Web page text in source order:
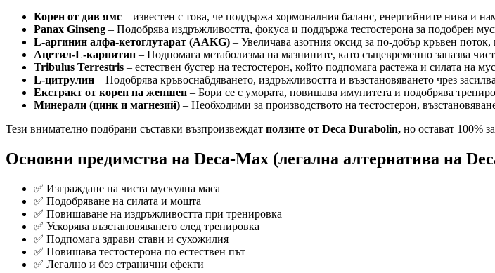
Корен от див ямс – известен с това, че поддържа хормоналния баланс, енергийните нива и
Panax Ginseng – Подобрява издръжливостта, фокуса и поддържа тестостерона за подобрен
L-аргинин алфа-кетоглутарат (AAKG) – Увеличава азотния оксид за по-добър кръвен
Ацетил-L-карнитин – Подпомага метаболизма на мазнините, като същевременно запазва
Tribulus Terrestris – естествен бустер на тестостерон, който подпомага растежа и силата на
L-цитрулин – Подобрява кръвоснабдяването, издръжливостта и възстановяването чрез
Екстракт от корен на женшен – Бори се с умората, повишава имунитета и подобрява
Минерали (цинк и магнезий) – Необходими за производството на тестостерон,
Тези внимателно подбрани съставки възпроизвеждат ползите от Deca Durabolin, но остават 100%
Основни предимства на Deca-Max (легална алтернатива на
✅ Изграждане на чиста мускулна маса
✅ Подобряване на силата и мощта
✅ Повишаване на издръжливостта при тренировка
✅ Ускорява възстановяването след тренировка
✅ Подпомага здрави стави и сухожилия
✅ Повишава тестостерона по естествен път
✅ Легално и без странични ефекти